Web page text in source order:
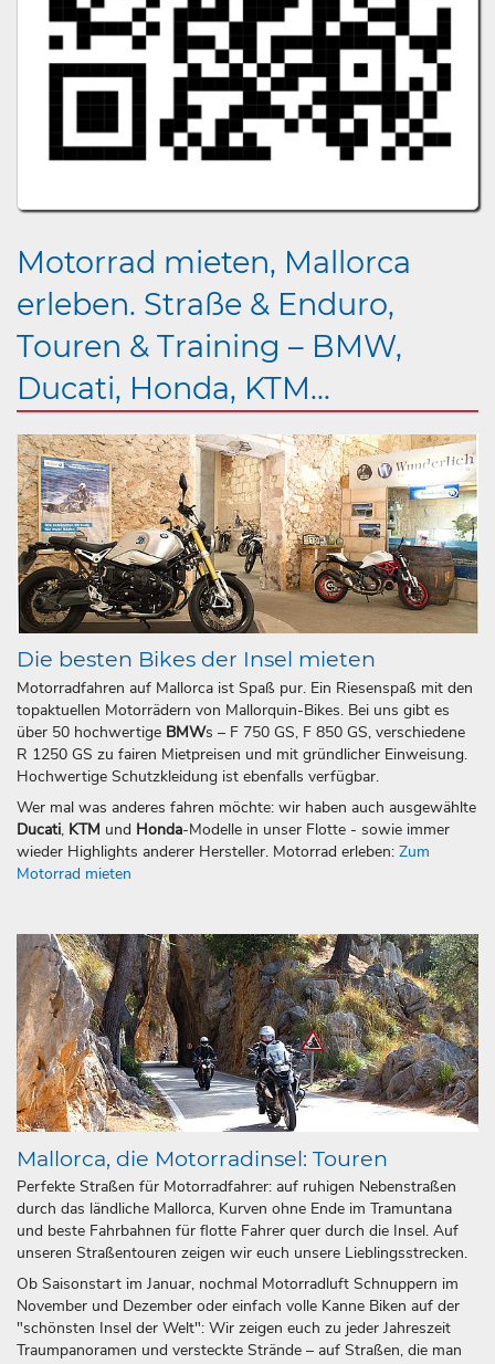
Motorrad mieten, Mallorca
erleben. Straße & Enduro,
Touren & Training – BMW,
Ducati, Honda, KTM...
Die besten Bikes der Insel mieten
Motorradfahren auf Mallorca ist Spaß pur. Ein Riesenspaß mit den
topaktuellen Motorrädern von Mallorquin-Bikes. Bei uns gibt es
über 50 hochwertige BMWs – F 750 GS, F 850 GS, verschiedene
R 1250 GS zu fairen Mietpreisen und mit gründlicher Einweisung.
Hochwertige Schutzkleidung ist ebenfalls verfügbar.
Wer mal was anderes fahren möchte: wir haben auch ausgewählte
Ducati, KTM und Honda-Modelle in unser Flotte - sowie immer
wieder Highlights anderer Hersteller. Motorrad erleben: Zum
Motorrad mieten
Mallorca, die Motorradinsel: Touren
Perfekte Straßen für Motorradfahrer: auf ruhigen Nebenstraßen
durch das ländliche Mallorca, Kurven ohne Ende im Tramuntana
und beste Fahrbahnen für flotte Fahrer quer durch die Insel. Auf
unseren Straßentouren zeigen wir euch unsere Lieblingsstrecken.
Ob Saisonstart im Januar, nochmal Motorradluft Schnuppern im
November und Dezember oder einfach volle Kanne Biken auf der
"schönsten Insel der Welt": Wir zeigen euch zu jeder Jahreszeit
Traumpanoramen und versteckte Strände – auf Straßen, die man